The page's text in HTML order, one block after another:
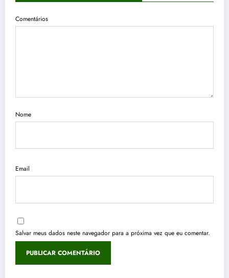
Comentários
Nome
Email
Salvar meus dados neste navegador para a próxima vez que eu comentar.